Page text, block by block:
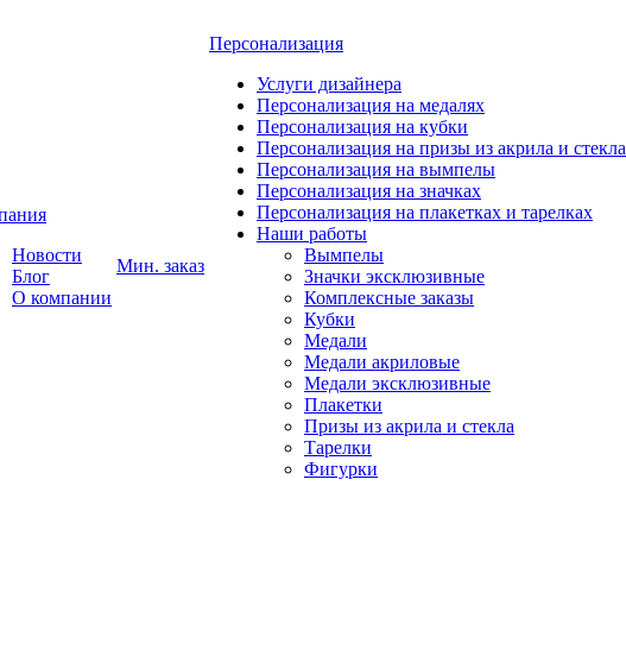
Новости
Блог
О компании
Мин. заказ
Персонализация
Услуги дизайнера
Персонализация на медалях
Персонализация на кубки
Персонализация на призы из акрила и стекла
Персонализация на вымпелы
Персонализация на значках
Персонализация на плакетках и тарелках
Наши работы
Вымпелы
Значки эксклюзивные
Комплексные заказы
Кубки
Медали
Медали акриловые
Медали эксклюзивные
Плакетки
Призы из акрила и стекла
Тарелки
Фигурки